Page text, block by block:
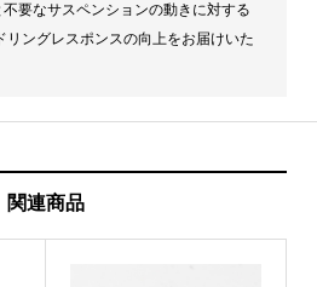
要なサスペンションの動きに対する
リングレスポンスの向上をお届けいた
関連商品